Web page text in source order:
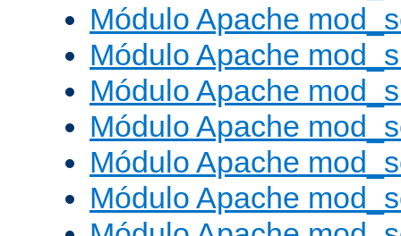
Módulo Apache
Módulo Apache
Módulo Apache
Módulo Apache
Módulo Apache
Módulo Apache